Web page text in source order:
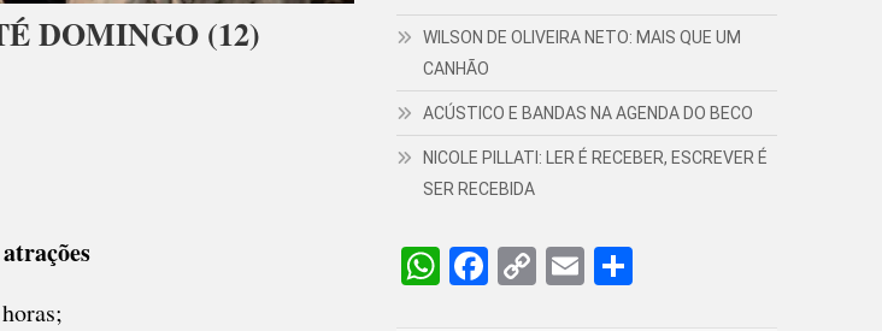
DOMINGO (12)
WILSON DE OLIVEIRA NETO: MAIS QUE UM
CANHÃO
ACÚSTICO E BANDAS NA AGENDA DO BECO
NICOLE PILLATI: LER É RECEBER, ESCREVER É
SER RECEBIDA
WhatsApp
Facebook
CopyEmail